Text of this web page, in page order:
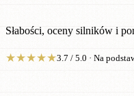
Słabości, oceny silników i
★★★★★3.7 / 5.0 · Na